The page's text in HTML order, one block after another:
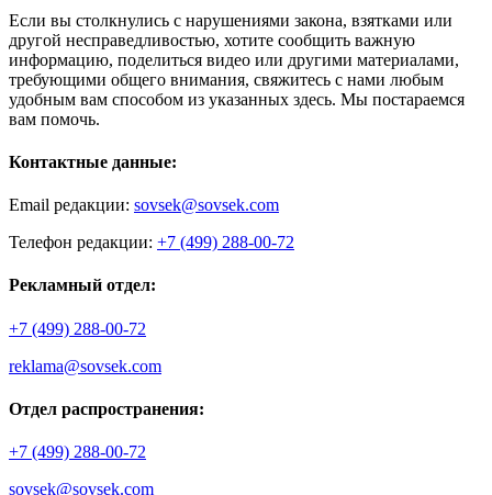
Если вы столкнулись с нарушениями закона, взятками или
другой несправедливостью, хотите сообщить важную
информацию, поделиться видео или другими материалами,
требующими общего внимания, свяжитесь с нами любым
удобным вам способом из указанных здесь. Мы постараемся
вам помочь.
Контактные данные:
Email редакции: sovsek@sovsek.com
Телефон редакции: +7 (499) 288-00-72
Рекламный отдел:
+7 (499) 288-00-72
reklama@sovsek.com
Отдел распространения:
+7 (499) 288-00-72
sovsek@sovsek.com